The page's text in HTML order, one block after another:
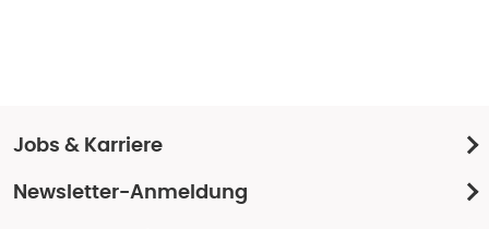
Jobs & Karriere
Newsletter-Anmeldung